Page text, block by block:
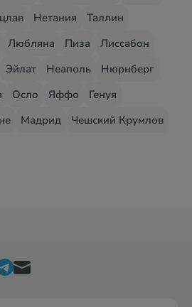
Нетания
Таллин
Любляна Пиза
Лиссабон
Эйлат Неаполь
Нюрнберг
Осло Яффо
Генуя
Мадрид
Чешский Крумлов